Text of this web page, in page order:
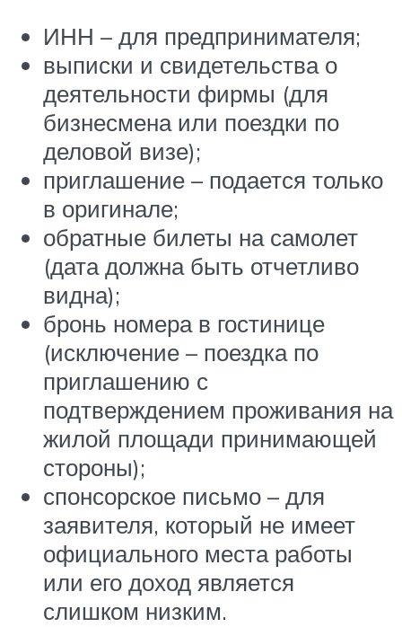
ИНН – для предпринимателя;
выписки и свидетельства о
деятельности фирмы (для
бизнесмена или поездки по
деловой визе);
приглашение – подается только
в оригинале;
обратные билеты на самолет
(дата должна быть отчетливо
видна);
бронь номера в гостинице
(исключение – поездка по
приглашению с
подтверждением проживания на
жилой площади принимающей
стороны);
спонсорское письмо – для
заявителя, который не имеет
официального места работы
или его доход является
слишком низким.